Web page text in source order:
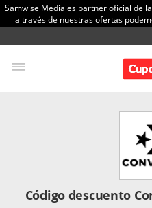
Samwise Media es partner oficial de
a través de nuestras ofertas
Código descuento